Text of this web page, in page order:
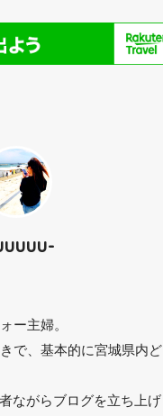
ー主婦。
で、基本的に宮城県内ど
ながらブログを立ち上げ